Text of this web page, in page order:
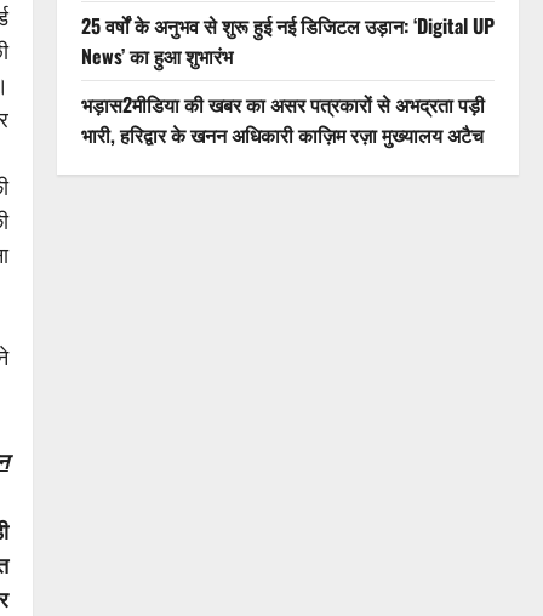
25 वर्षों के अनुभव से शुरू हुई नई डिजिटल उड़ान: ‘Digital UP
News’ का हुआ शुभारंभ
भड़ास2मीडिया की खबर का असर पत्रकारों से अभद्रता पड़ी
भारी, हरिद्वार के खनन अधिकारी काज़िम रज़ा मुख्यालय अटैच